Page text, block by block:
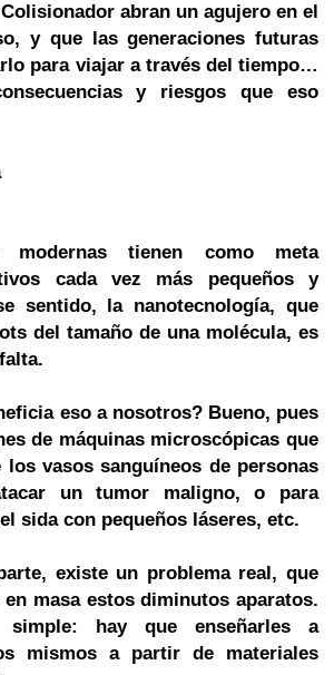
abran un agujero en el
y que las generaciones futuras
para viajar a través del tiempo…
y riesgos que eso
modernas tienen como meta
cada vez más pequeños y
sentido, la nanotecnología, que
del tamaño de una molécula, es
eso a nosotros? Bueno, pues
de máquinas microscópicas que
vasos sanguíneos de personas
un tumor maligno, o para
sida con pequeños láseres, etc.
existe un problema real, que
masa estos diminutos aparatos.
hay que enseñarles a
mismos a partir de materiales